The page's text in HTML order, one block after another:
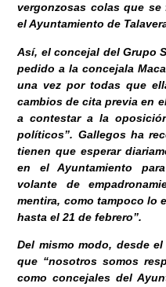
vergonzosas colas que
el Ayuntamiento de
Así, el concejal del Grupo
pedido a la concejala
una vez por todas que
cambios de cita previa en
a contestar a la
políticos”. Gallegos ha
tienen que esperar
en el Ayuntamiento
volante de
mentira, como tampoco lo
hasta el 21 de febrero”.
Del mismo modo, desde
que “nosotros somos
como concejales del